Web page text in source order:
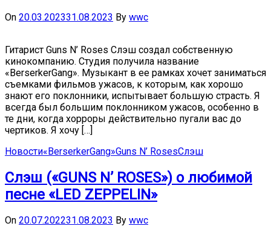
On 20.03.202331.08.2023 By wwc
Гитарист Guns N’ Roses Слэш создал собственную
кинокомпанию. Студия получила название
«BerserkerGang». Музыкант в ее рамках хочет заниматься
съемками фильмов ужасов, к которым, как хорошо
знают его поклонники, испытывает большую страсть. Я
всегда был большим поклонником ужасов, особенно в
те дни, когда хорроры действительно пугали вас до
чертиков. Я хочу […]
Новости«BerserkerGang»Guns N’ RosesСлэш
Слэш («GUNS N’ ROSES») о любимой
песне «LED ZEPPELIN»
On 20.07.202231.08.2023 By wwc